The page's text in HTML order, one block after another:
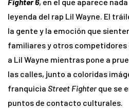
leyenda del rap Lil Wayne. El
la gente y la emoción que
familiares y otros competidores
a Lil Wayne mientras pone a
las calles, junto a coloridas
franquicia Street Fighter que se
puntos de contacto culturales.